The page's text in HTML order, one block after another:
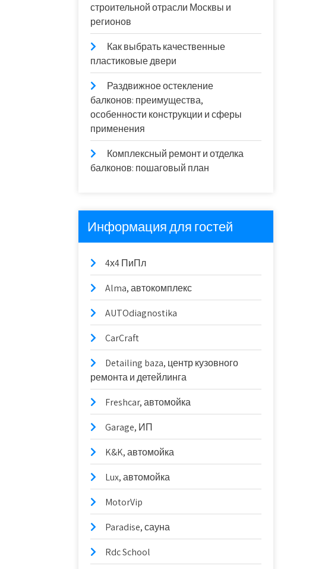
строительной отрасли Москвы и
регионов
Как выбрать качественные
пластиковые двери
Раздвижное остекление
балконов: преимущества,
особенности конструкции и сферы
применения
Комплексный ремонт и отделка
балконов: пошаговый план
Информация для гостей
4х4 ПиПл
Alma, автокомплекс
AUTOdiagnostika
CarCraft
Detailing baza, центр кузовного
ремонта и детейлинга
Freshcar, автомойка
Garage, ИП
K&K, автомойка
Lux, автомойка
MotorVip
Paradise, сауна
Rdc School